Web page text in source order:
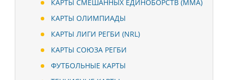
КАРТЫ СМЕШАННЫХ ЕДИНОБОРСТВ (ММА)
КАРТЫ ОЛИМПИАДЫ
КАРТЫ ЛИГИ РЕГБИ (NRL)
КАРТЫ СОЮЗА РЕГБИ
ФУТБОЛЬНЫЕ КАРТЫ